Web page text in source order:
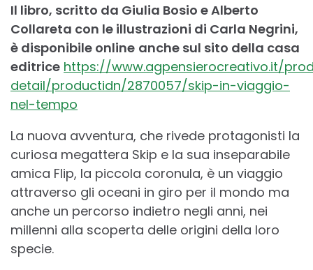
Il libro, scritto da Giulia Bosio e Alberto
Collareta con le illustrazioni di Carla Negrini,
è disponibile online anche sul sito della casa
editrice https://www.agpensierocreativo.it/
detail/productidn/2870057/skip-in-viaggio-
nel-tempo
La nuova avventura, che rivede protagonisti la
curiosa megattera Skip e la sua inseparabile
amica Flip, la piccola coronula, è un viaggio
attraverso gli oceani in giro per il mondo ma
anche un percorso indietro negli anni, nei
millenni alla scoperta delle origini della loro
specie.